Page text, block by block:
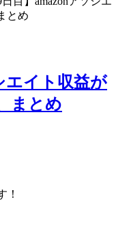
とめ
エイト収益が
まとめ
！